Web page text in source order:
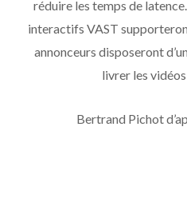
réduire les temps de
interactifs VAST
annonceurs disposeront
livrer les
Bertrand Pichot